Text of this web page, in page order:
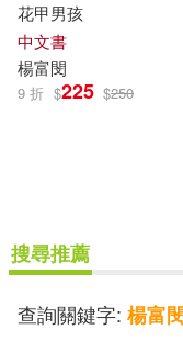
花甲男孩
中文書
楊富閔
9 折 $225 $250
搜尋推薦
查詢關鍵字: 楊富